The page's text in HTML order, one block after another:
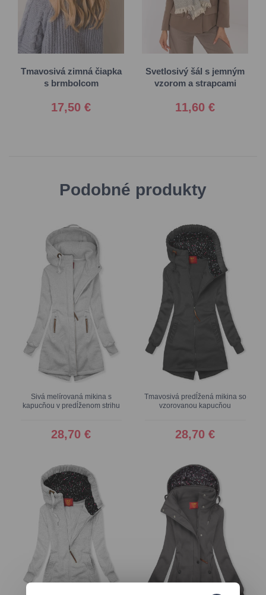
Tmavosivá zimná čiapka
s brmbolcom
17,50 €
Univerzálna
Svetlosivý šál s jemným
vzorom a strapcami
11,60 €
Univerzálna
Podobné produkty
Sivá melírovaná mikina s
kapucňou v predĺženom strihu
28,70 €
Tmavosivá predĺžená mikina so
vzorovanou kapucňou
28,70 €